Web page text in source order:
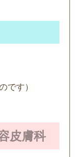
です）
皮膚科